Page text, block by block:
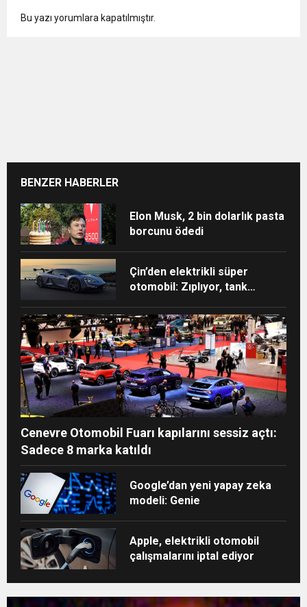
Bu yazı yorumlara kapatılmıştır.
BENZER HABERLER
Elon Musk, 2 bin dolarlık pasta
borcunu ödedi
Çin’den elektrikli süper
otomobil: Zıplıyor, tank
gidebiliyor
Cenevre Otomobil Fuarı kapılarını sessiz açtı:
Sadece 8 marka katıldı
Google’dan yeni yapay zeka
modeli: Genie
Apple, elektrikli otomobil
çalışmalarını iptal ediyor